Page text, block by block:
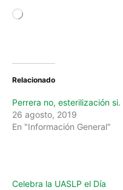
g
Relacionado
Perrera no, esterilización si.
26 agosto, 2019
En "Información General"
Celebra la UASLP el Día